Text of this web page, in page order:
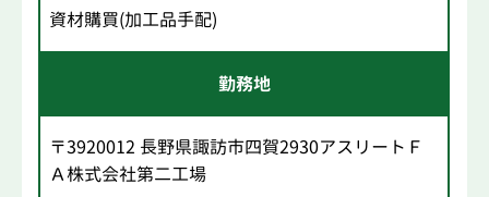
資材購買(加工品手配)
勤務地
〒3920012 長野県諏訪市四賀2930アスリートＦ
Ａ株式会社第二工場